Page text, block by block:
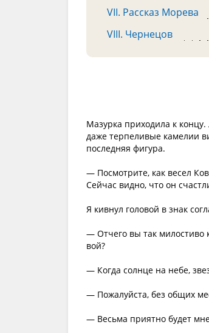
VII. Рассказ Морева
VIII. Чернецов
Мазурка приходила к
даже терпеливые камелии
последняя фигура.
— Посмотрите, как весел
Сейчас видно, что он
Я кивнул головой в знак
— Отчего вы так милостиво
вой?
— Когда солнце на небе,
— Пожалуйста, без общих
— Весьма приятно будет